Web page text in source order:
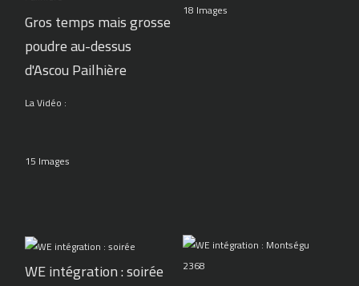
Gros temps mais grosse
poudre au-dessus
d'Ascou Pailhière
La Vidéo :
15 Images
18 Images
WE intégration : soirée